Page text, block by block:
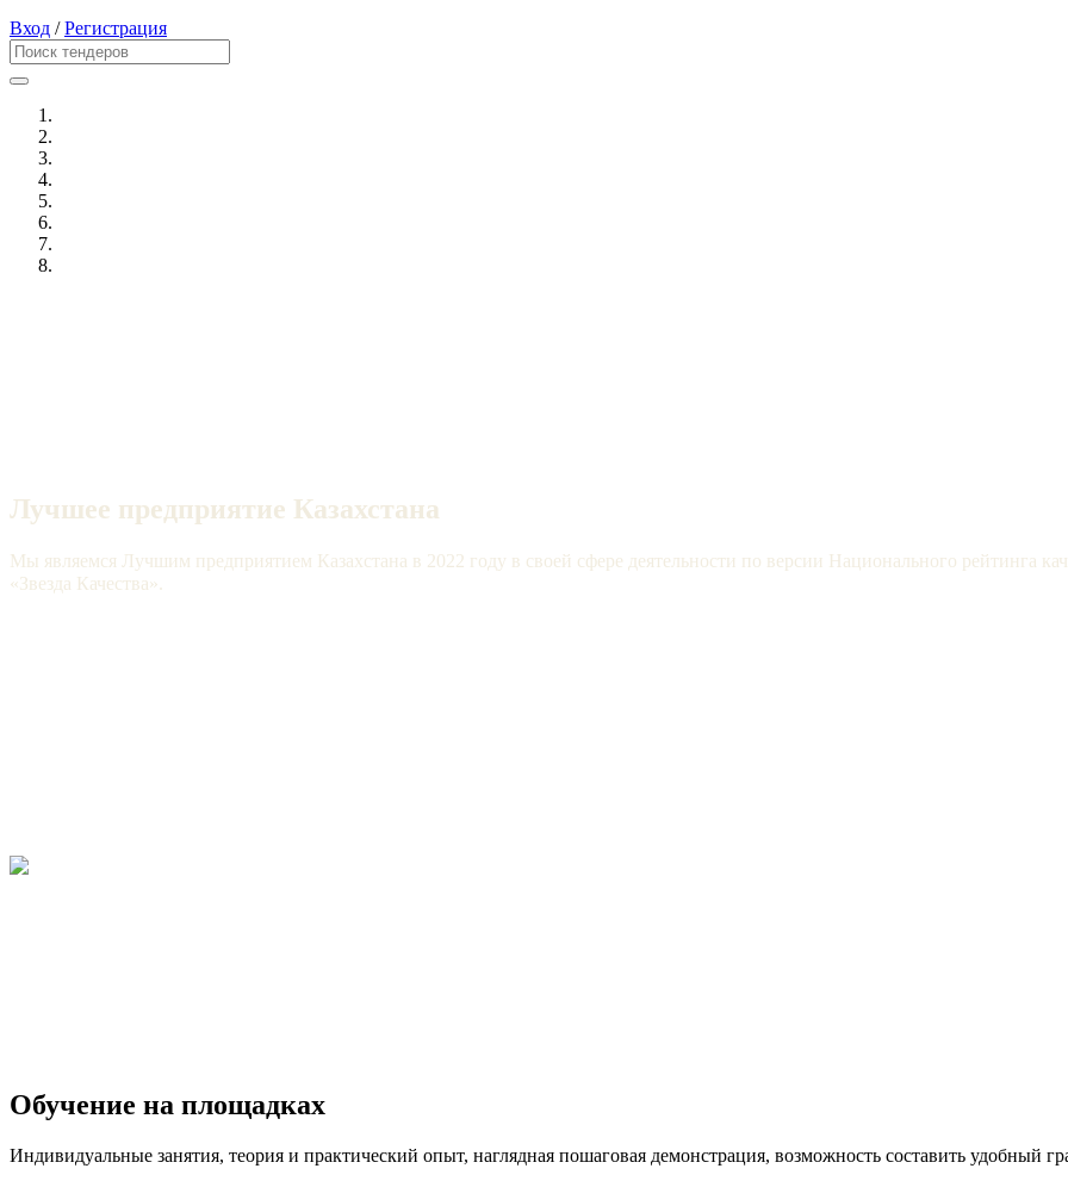
Вход /Регистрация
Лучшее предприятие Казахстана
Мы являемся Лучшим предприятием Казахстана в 2022 году в своей сфере деятельности по версии Национального рейтинга
«Звезда Качества».
Обучение на площадках
Индивидуальные занятия, теория и практический опыт, наглядная пошаговая демонстрация, возможность составить удобный